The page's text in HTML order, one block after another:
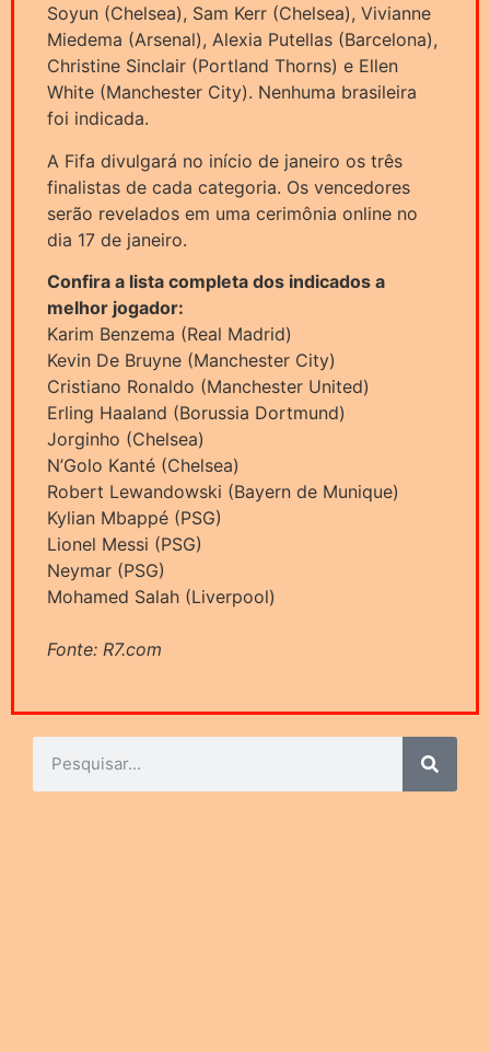
Soyun (Chelsea), Sam Kerr (Chelsea), Vivianne
Miedema (Arsenal), Alexia Putellas (Barcelona),
Christine Sinclair (Portland Thorns) e Ellen
White (Manchester City). Nenhuma brasileira
foi indicada.
A Fifa divulgará no início de janeiro os três
finalistas de cada categoria. Os vencedores
serão revelados em uma cerimônia online no
dia 17 de janeiro.
Confira a lista completa dos indicados a
melhor jogador:
Karim Benzema (Real Madrid)
Kevin De Bruyne (Manchester City)
Cristiano Ronaldo (Manchester United)
Erling Haaland (Borussia Dortmund)
Jorginho (Chelsea)
N’Golo Kanté (Chelsea)
Robert Lewandowski (Bayern de Munique)
Kylian Mbappé (PSG)
Lionel Messi (PSG)
Neymar (PSG)
Mohamed Salah (Liverpool)
Fonte: R7.com